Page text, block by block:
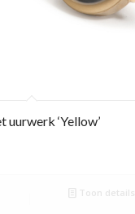
‘Yellow’
Toon details